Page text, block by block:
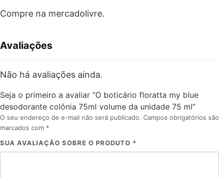
Compre na mercadolivre.
Avaliações
Não há avaliações ainda.
Seja o primeiro a avaliar “O boticário floratta my blue
desodorante colônia 75ml volume da unidade 75 ml”
O seu endereço de e-mail não será publicado. Campos obrigatórios são
marcados com *
SUA AVALIAÇÃO SOBRE O PRODUTO *